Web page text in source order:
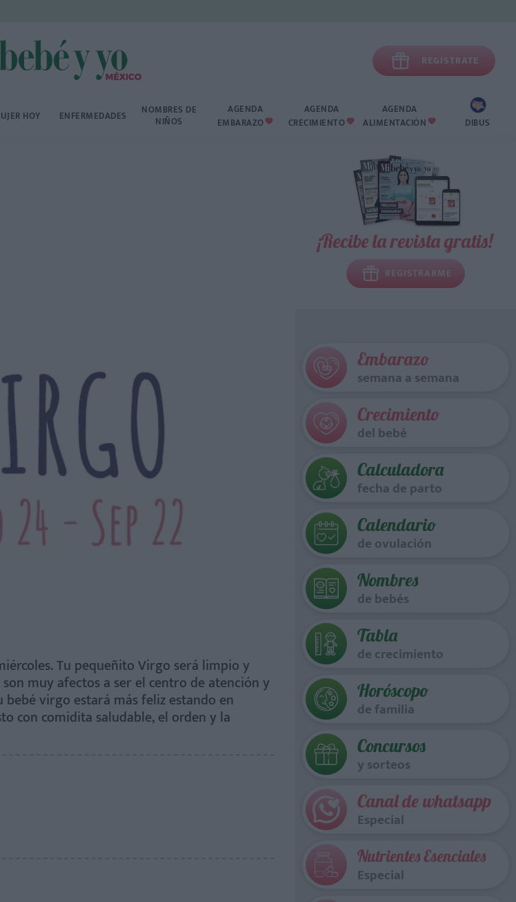
 REGÍSTRATE
HOY ENFERMEDADES NOMBRES DE
NIÑOS
AGENDA
EMBARAZO 
AGENDA
CRECIMIENTO 
AGENDA
ALIMENTACIÓN  DIBUS
Tu pequeñito Virgo será limpio y
muy afectos a ser el centro de atención y
virgo estará más feliz estando en
con comidita saludable, el orden y la
¡Recibe la revista gratis!
REGISTRARME
Embarazo
semana a semana
Crecimiento
del bebé
Calculadora
fecha de parto
Calendario
de ovulación
Nombres
de bebés
Tabla
de crecimiento
Horóscopo
de familia
Concursos
y sorteos
Canal de whatsapp
Especial
Nutrientes Esenciales
Especial